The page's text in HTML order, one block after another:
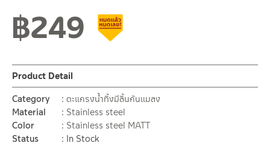
฿249
Product Detail
Category
ตะแกรงน้ำทิ้งมีลิ้นกันแมลง
Material
Stainless steel
Color
Stainless steel MATT
Status
In Stock